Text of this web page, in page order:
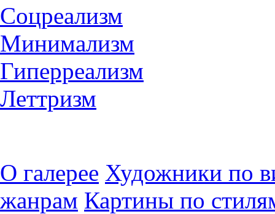
Соцреализм
Минимализм
Гиперреализм
Леттризм
О галерее Художники по
жанрам Картины по